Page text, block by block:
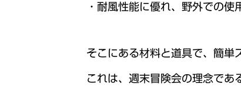
・耐風性能に優れ、野外での使
そこにある材料と道具で、簡単
これは、週末冒険会の理念であ